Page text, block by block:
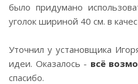
было придумано
уголок шириной 40 см. в
Уточнил у установщика
идеи. Оказалось - всё
спасибо.